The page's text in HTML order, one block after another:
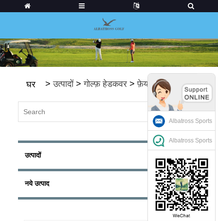
घर > उत्पादों>गोल्फ़ हेडकवर >फ़ेयरवे हेडकवर
उत्पादों
नये उत्पाद
Albatross Sports
Albatross Sports